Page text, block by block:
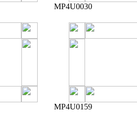
MP4U0030
MP4U0159